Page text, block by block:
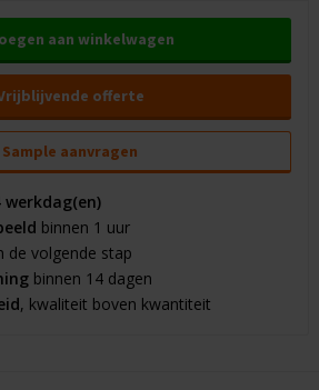
aan winkelwagen
offerte
Sample aanvragen
werkdag(en)
binnen 1 uur
de volgende stap
binnen 14 dagen
, kwaliteit boven kwantiteit